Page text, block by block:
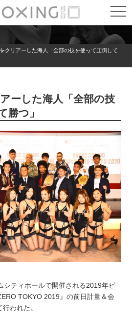
t
o
g
l
o
クリアーした海人「全部の技を使って圧倒して
ーした海人「全部の技
勝つ」
シティホールで開催される2019年ビ
TOKYO 2019』の前日計量＆会
われた。